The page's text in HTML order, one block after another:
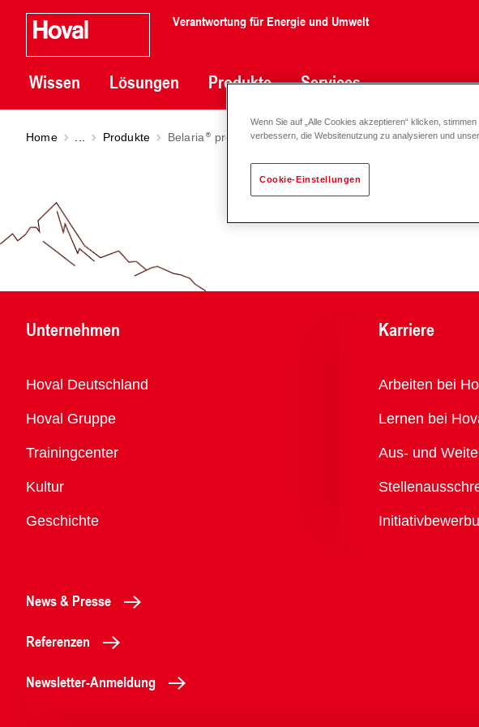
Verantwortung für Energie und Umwelt
Wissen Lösungen Produkte Services
Home Produkte Belaria pro comfort (8-15) | Modell 2020
Unternehmen
Übersicht
Hoval Deutschland
Hoval Gruppe
Trainingcenter
Kultur
Geschichte
Karriere
Übersicht
Arbeiten bei
Lernen bei
Aus- und
News & Presse
Referenzen
Newsletter-Anmeldung
Wenn Sie auf „Alle Cookies akzeptieren“ klicken,
verbessern, die Websitenutzung zu analysieren und
Cookie-Einstellungen